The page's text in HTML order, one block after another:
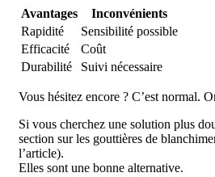
Avantages
Inconvénients
Rapidité
Sensibilité possible
Efficacité
Coût
Durabilité
Suivi nécessaire
Vous hésitez encore ? C’est normal.
Si vous cherchez une solution plus
section sur les gouttières de
l’article).
Elles sont une bonne alternative.